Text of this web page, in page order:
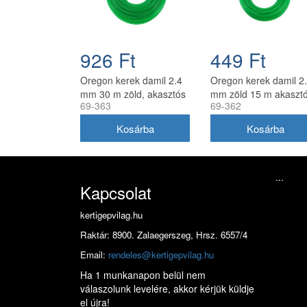
926 Ft
Oregon kerek damil 2.4
mm 30 m zöld, akasztós
kiszerelés
69-363
449 Ft
Oregon kerek damil
mm zöld 15 m
kiszerelésben
69-362
Kapcsolat
kertigepvilag.hu
Raktár: 8900. Zalaegerszeg, Hrsz. 6557/4
Email: rendeles@kertigepvilag.hu
Ha 1 munkanapon belül nem
válaszolunk levelére, akkor kérjük küldje
el újra!
...